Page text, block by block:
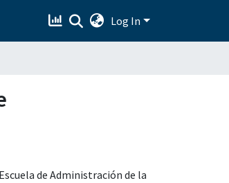
Log In
de Administración de la